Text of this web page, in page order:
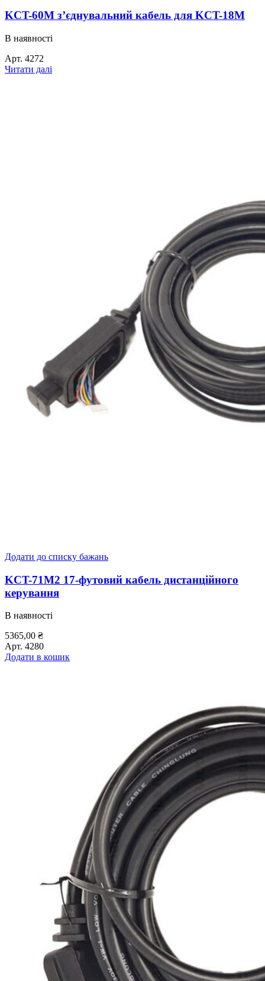
KCT-60M з’єднувальний кабель для KCT-18M
В наявності
Арт. 4272
Читати далі
Додати до списку бажань
KCT-71M2 17-футовий кабель дистанційного
керування
В наявності
5365,00 ₴
Арт. 4280
Додати в кошик